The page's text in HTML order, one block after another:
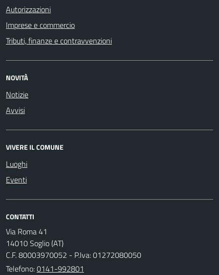
Autorizzazioni
Imprese e commercio
Tributi, finanze e contravvenzioni
NOVITÀ
Notizie
Avvisi
VIVERE IL COMUNE
Luoghi
Eventi
CONTATTI
Via Roma 41
14010 Soglio (AT)
C.F. 80003970052 - P.Iva: 01272080050
Telefono:0141-992801